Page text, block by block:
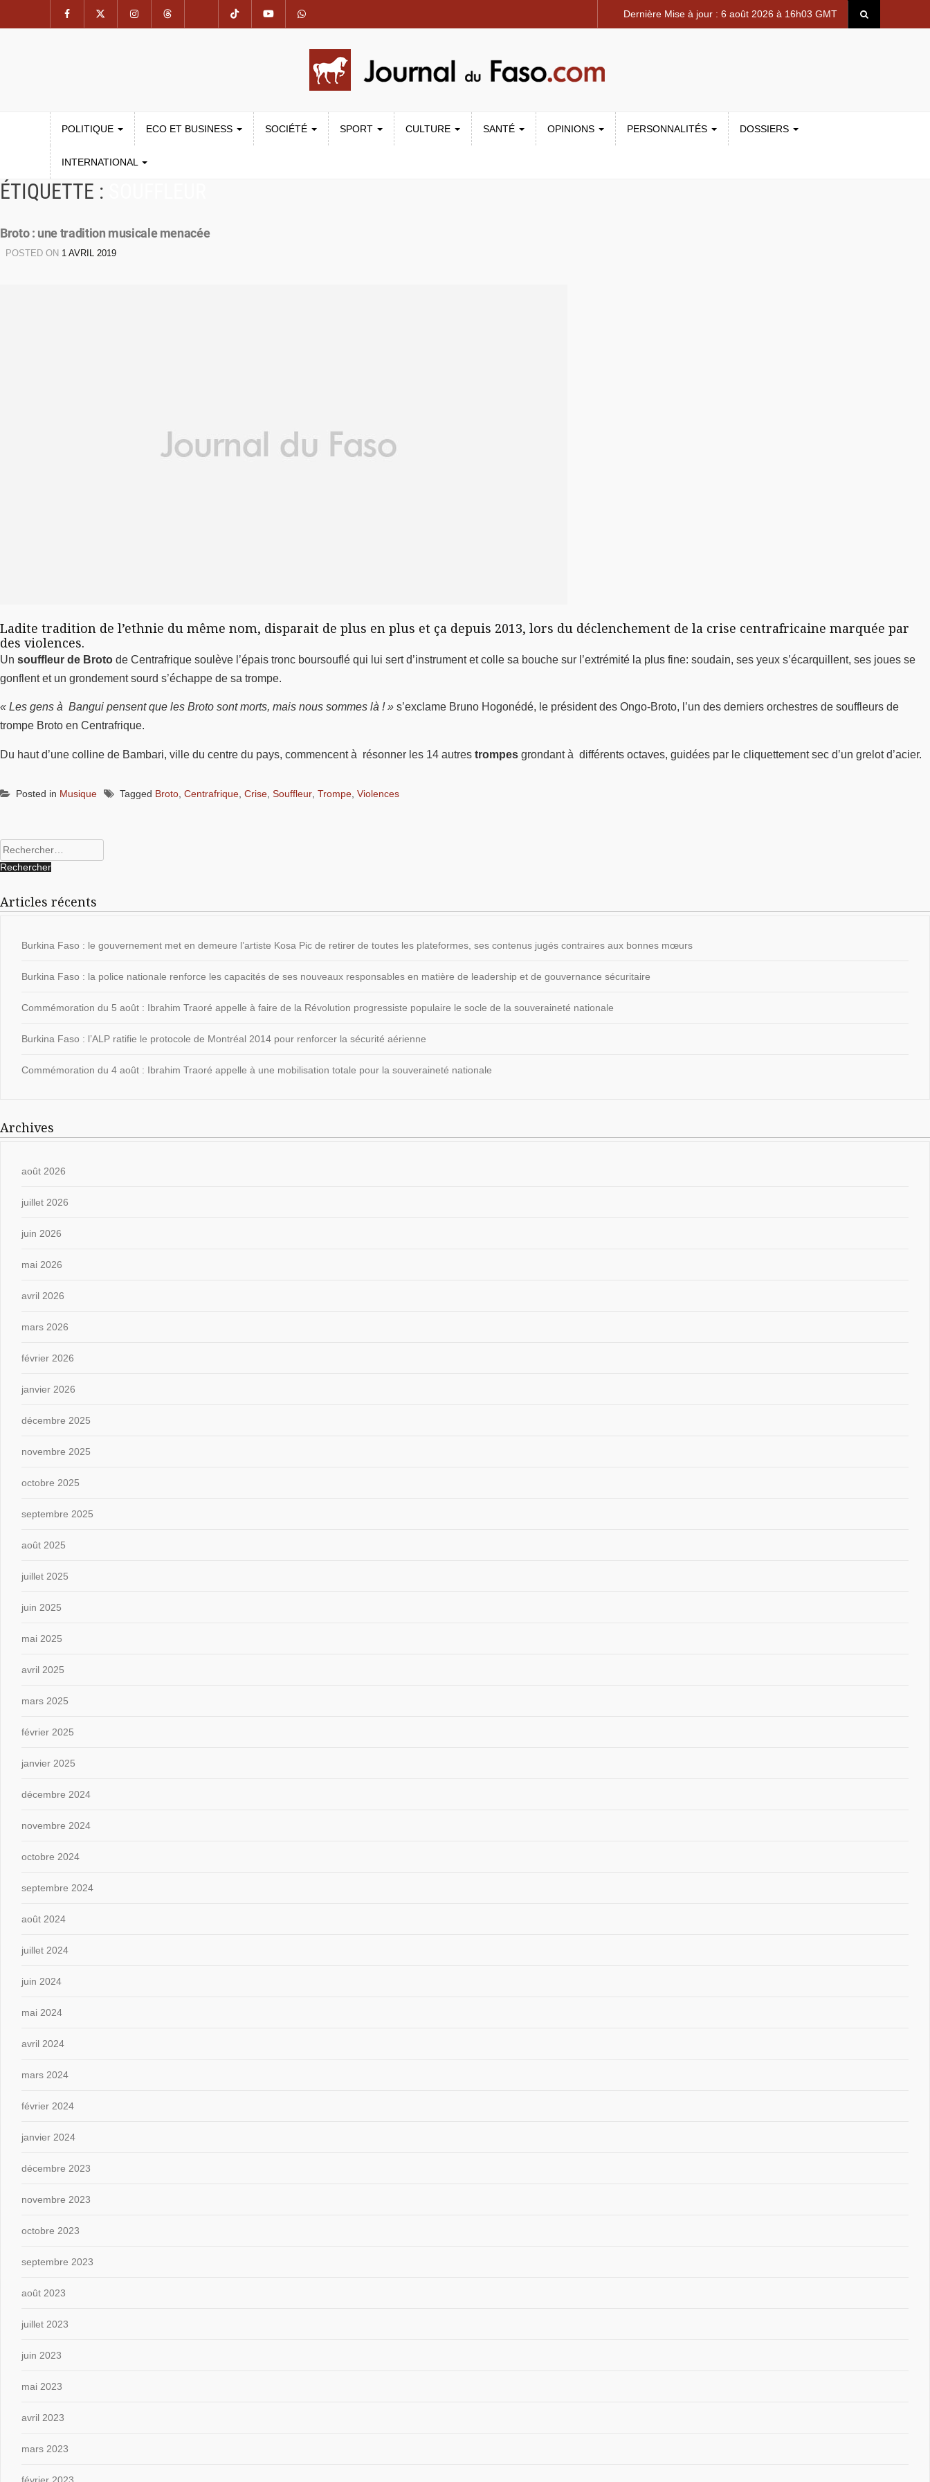
Dernière Mise à jour : 6 août 2026 à 16h03 GMT
POLITIQUE ECO ET BUSINESS SOCIÉTÉ SPORT CULTURE SANTÉ OPINIONS PERSONNALITÉS DOSSIERS
INTERNATIONAL
ÉTIQUETTE :
Broto : une tradition musicale menacée
POSTED ON 1 AVRIL 2019
Ladite tradition de l’ethnie du même nom, disparait de plus en plus et ça depuis 2013, lors du déclenchement de la crise centrafricaine marquée par
des violences.
Un souffleur de Broto de Centrafrique soulève l’épais tronc boursouflé qui lui sert d’instrument et colle sa bouche sur l’extrémité la plus fine: soudain, ses yeux s’écarquillent, ses joues se
gonflent et un grondement sourd s’échappe de sa trompe.
« Les gens à Bangui pensent que les Broto sont morts, mais nous sommes là ! » s’exclame Bruno Hogonédé, le président des Ongo-Broto, l’un des derniers orchestres de souffleurs de
trompe Broto en Centrafrique.
Du haut d’une colline de Bambari, ville du centre du pays, commencent à résonner les 14 autres trompes grondant à différents octaves, guidées par le cliquettement sec d’un grelot d’acier.
Posted in Musique Tagged Broto Centrafrique Crise Souffleur Trompe Violences
Rechercher :
Articles récents
Burkina Faso : le gouvernement met en demeure l’artiste Kosa Pic de retirer de toutes les plateformes, ses contenus jugés contraires aux bonnes mœurs
Burkina Faso : la police nationale renforce les capacités de ses nouveaux responsables en matière de leadership et de gouvernance sécuritaire
Commémoration du 5 août : Ibrahim Traoré appelle à faire de la Révolution progressiste populaire le socle de la souveraineté nationale
Burkina Faso : l’ALP ratifie le protocole de Montréal 2014 pour renforcer la sécurité aérienne
Commémoration du 4 août : Ibrahim Traoré appelle à une mobilisation totale pour la souveraineté nationale
Archives
août 2026
juillet 2026
juin 2026
mai 2026
avril 2026
mars 2026
février 2026
janvier 2026
décembre 2025
novembre 2025
octobre 2025
septembre 2025
août 2025
juillet 2025
juin 2025
mai 2025
avril 2025
mars 2025
février 2025
janvier 2025
décembre 2024
novembre 2024
octobre 2024
septembre 2024
août 2024
juillet 2024
juin 2024
mai 2024
avril 2024
mars 2024
février 2024
janvier 2024
décembre 2023
novembre 2023
octobre 2023
septembre 2023
août 2023
juillet 2023
juin 2023
mai 2023
avril 2023
mars 2023